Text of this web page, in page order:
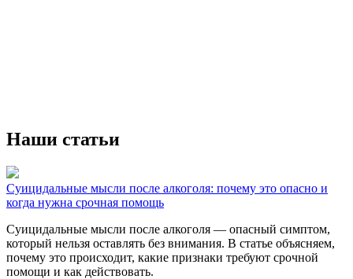
Наши статьи
Суицидальные мысли после алкоголя: почему это опасно и
когда нужна срочная помощь
Суицидальные мысли после алкоголя — опасный симптом,
который нельзя оставлять без внимания. В статье объясняем,
почему это происходит, какие признаки требуют срочной
помощи и как действовать.